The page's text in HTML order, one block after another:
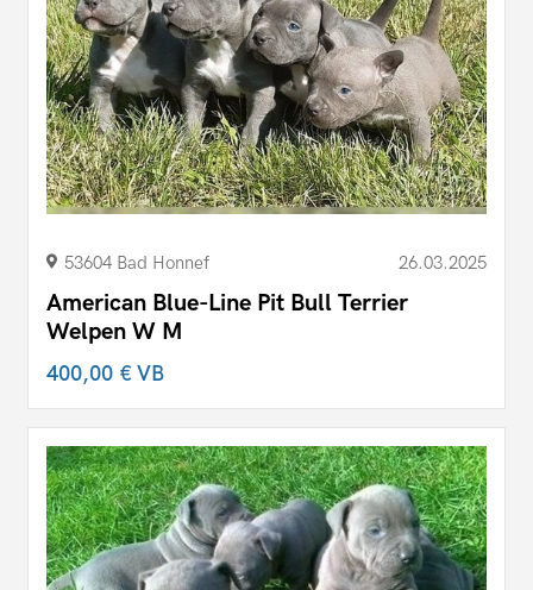
53604 Bad Honnef 26.03.2025
American Blue-Line Pit Bull Terrier
Welpen W M
400,00 €VB